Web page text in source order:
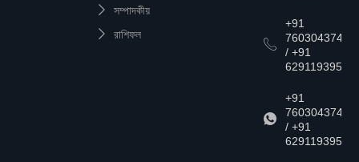
সম্পাদকীয়
রাশিফল
+91
7603043747
/ +91
6291193957
+91
7603043747
/ +91
6291193957